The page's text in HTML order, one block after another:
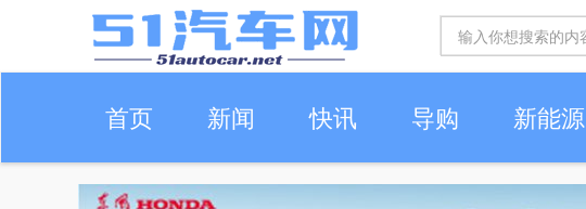
首页 新闻 快讯 导购 新能源